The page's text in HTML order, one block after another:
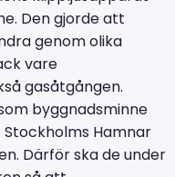
Den gjorde att
genom olika
vare
gasåtgången.
byggnadsminne
Hamnar
Därför ska de under